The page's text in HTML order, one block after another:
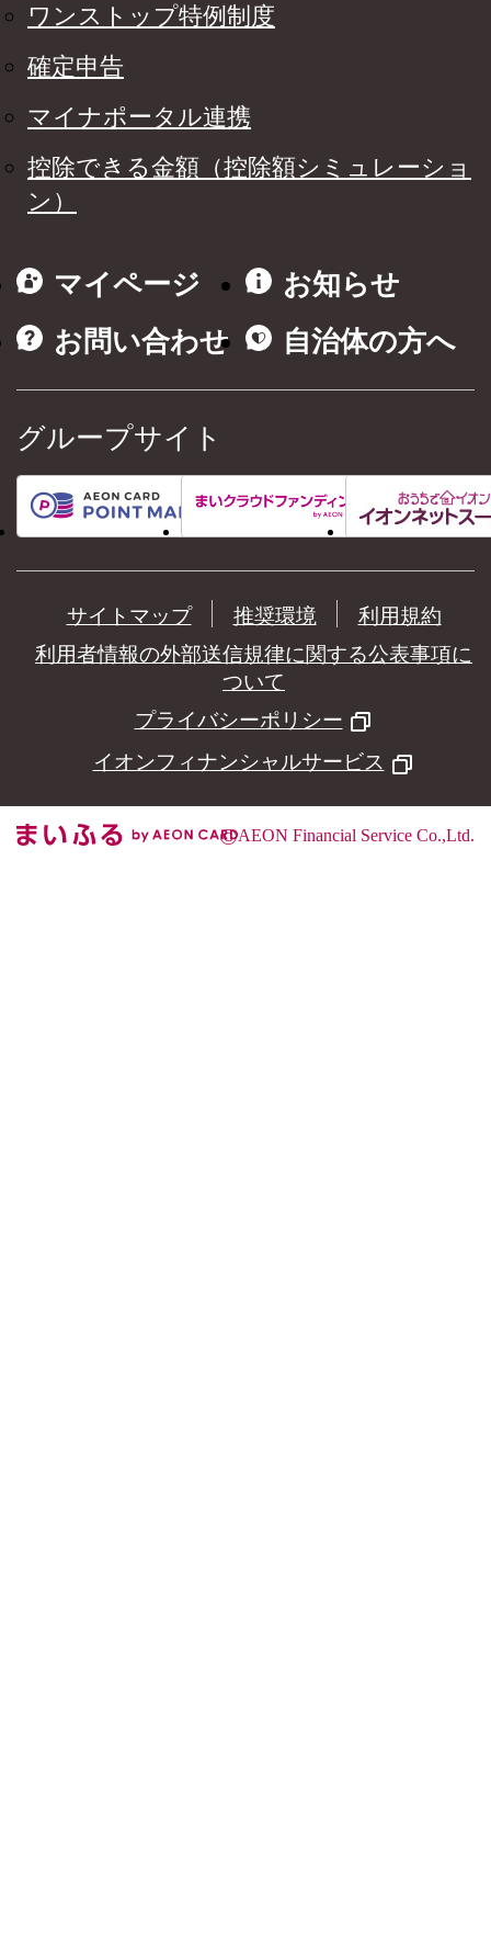
ワンストップ特例制度
確定申告
マイナポータル連携
控除できる金額（控除額シミュレーショ
ン）
マイページ
お知らせ
お問い合わせ
自治体の方へ
グループサイト
サイトマップ 推奨環境
利用規約
利用者情報の外部送信規律に関する公表事項に
ついて
プライバシーポリシー
イオンフィナンシャルサービス
©AEON Financial Service Co.,Ltd.